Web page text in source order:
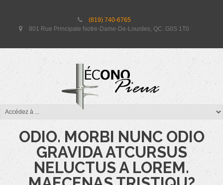
(819) 740-6765
801 Rue Principale Notre-Dame-De-Lourdes, QC. G0S 1T0
FUSCE FEUGIAT MALESUADA
ODIO. MORBI NUNC ODIO
GRAVIDA ATCURSUS
NELUCTUS A LOREM.